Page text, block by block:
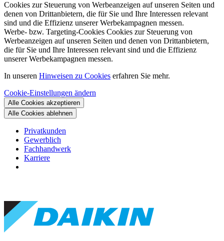
Cookies zur Steuerung von Werbeanzeigen auf unseren Seiten und
denen von Drittanbietern, die für Sie und Ihre Interessen relevant
sind und die Effizienz unserer Werbekampagnen messen.
Werbe- bzw. Targeting-Cookies Cookies zur Steuerung von
Werbeanzeigen auf unseren Seiten und denen von Drittanbietern,
die für Sie und Ihre Interessen relevant sind und die Effizienz
unserer Werbekampagnen messen.
In unseren Hinweisen zu Cookies erfahren Sie mehr.
Cookie-Einstellungen ändern
Alle Cookies akzeptieren
Alle Cookies ablehnen
Privatkunden
Gewerblich
Fachhandwerk
Karriere